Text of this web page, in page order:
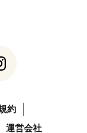
約
運営会社